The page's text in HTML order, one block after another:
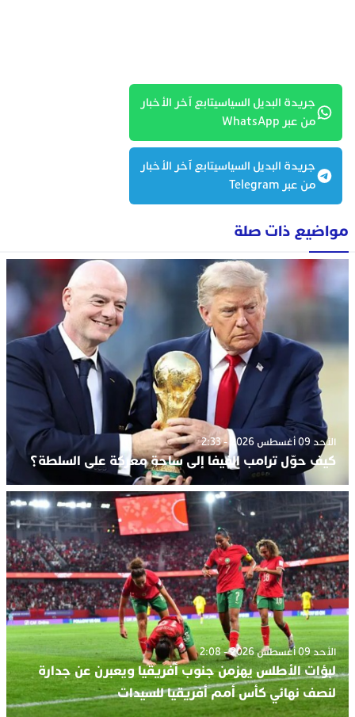
جريدة البديل السياسيتابع آخر الأخبار
من عبر WhatsApp
جريدة البديل السياسيتابع آخر الأخبار
من عبر Telegram
مواضيع ذات صلة
الأحد 09 أغسطس 2026 - 2:33
كيف حوّل ترامب الفيفا إلى ساحة معركة على السلطة؟
الأحد 09 أغسطس 2026 - 2:08
لبؤات الأطلس يهزمن جنوب أفريقيا ويعبرن عن جدارة
لنصف نهائي كأس أمم أفريقيا للسيدات